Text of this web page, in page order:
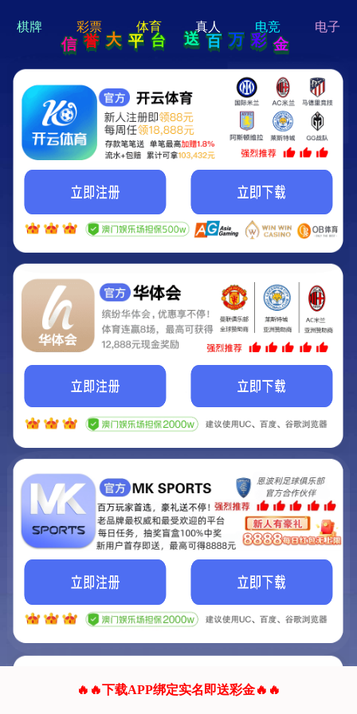
hi 💗
Hey Guys!
我们即将上线啦...
我们的网站正在建设.
它将是非常棒的网站.
联系我们!